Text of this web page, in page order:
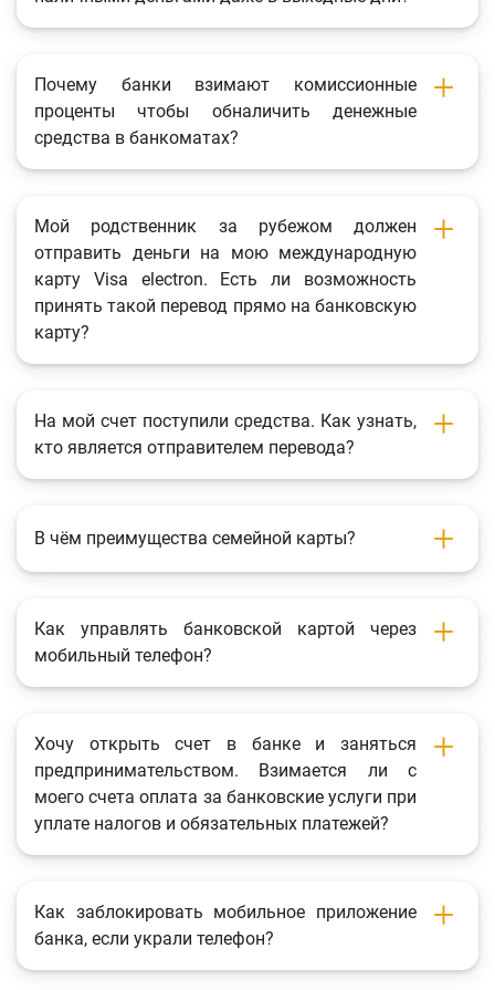
Почему банки взимают комиссионные
проценты чтобы обналичить денежные
средства в банкоматах?
Мой родственник за рубежом должен
отправить деньги на мою международную
карту Visa electron. Есть ли возможность
принять такой перевод прямо на банковскую
карту?
На мой счет поступили средства. Как узнать,
кто является отправителем перевода?
В чём преимущества семейной карты?
Как управлять банковской картой через
мобильный телефон?
Хочу открыть счет в банке и заняться
предпринимательством. Взимается ли с
моего счета оплата за банковские услуги при
уплате налогов и обязательных платежей?
Как заблокировать мобильное приложение
банка, если украли телефон?